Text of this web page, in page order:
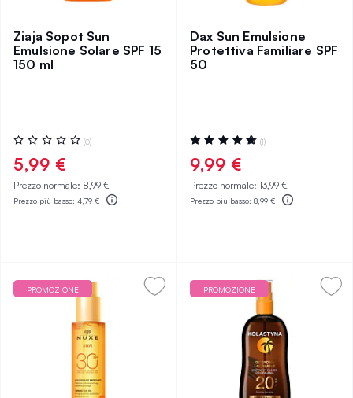
Ziaja Sopot Sun
Emulsione Solare SPF 15
150 ml
Valutazione:
0%
(0)
5,99 €
Prezzo normale: 8,99 €
Prezzo più basso: 4,79 €
Dax Sun Emulsione
Protettiva Familiare SPF
50
Valutazione:
100%
(1)
9,99 €
Prezzo normale: 13,99 €
Prezzo più basso: 8,99 €
PROMOZIONE PROMOZIONE